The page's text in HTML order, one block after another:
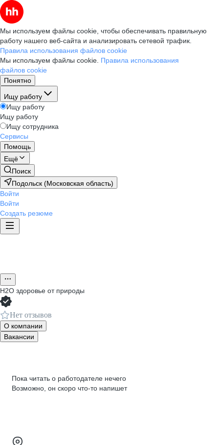
Мы используем файлы cookie, чтобы обеспечивать правильную
работу нашего веб-сайта и анализировать сетевой трафик.
Правила использования файлов cookie
Мы используем файлы cookie. Правила использования
файлов cookie
Понятно
Ищу работу
Ищу работу
Ищу работу
Ищу сотрудника
Сервисы
Помощь
Ещё
Поиск
Подольск (Московская область)
Войти
Войти
Создать резюме
Н2О здоровье от природы
Нет отзывов
О компании
Вакансии
Пока читать о работодателе нечего
Возможно, он скоро что‑то напишет